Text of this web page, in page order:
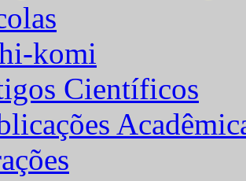
komi
Científicos